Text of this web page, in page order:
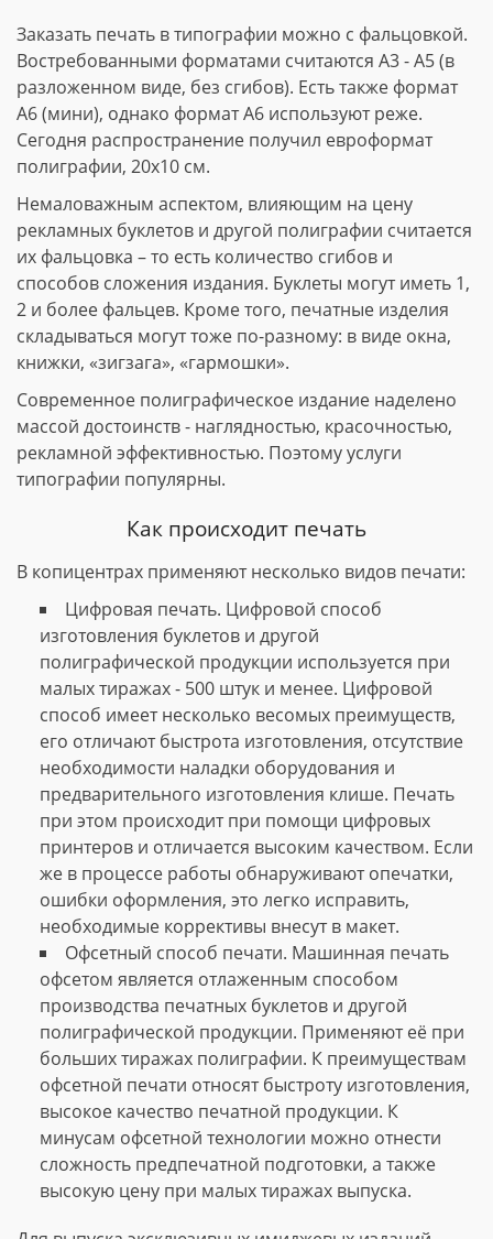
Заказать печать в типографии можно с фальцовкой.
Востребованными форматами считаются А3 - А5 (в
разложенном виде, без сгибов). Есть также формат
А6 (мини), однако формат А6 используют реже.
Сегодня распространение получил евроформат
полиграфии, 20х10 см.
Немаловажным аспектом, влияющим на цену
рекламных буклетов и другой полиграфии считается
их фальцовка – то есть количество сгибов и
способов сложения издания. Буклеты могут иметь 1,
2 и более фальцев. Кроме того, печатные изделия
складываться могут тоже по-разному: в виде окна,
книжки, «зигзага», «гармошки».
Современное полиграфическое издание наделено
массой достоинств - наглядностью, красочностью,
рекламной эффективностью. Поэтому услуги
типографии популярны.
Как происходит печать
В копицентрах применяют несколько видов печати:
Цифровая печать. Цифровой способ
изготовления буклетов и другой
полиграфической продукции используется при
малых тиражах - 500 штук и менее. Цифровой
способ имеет несколько весомых преимуществ,
его отличают быстрота изготовления, отсутствие
необходимости наладки оборудования и
предварительного изготовления клише. Печать
при этом происходит при помощи цифровых
принтеров и отличается высоким качеством. Если
же в процессе работы обнаруживают опечатки,
ошибки оформления, это легко исправить,
необходимые коррективы внесут в макет.
Офсетный способ печати. Машинная печать
офсетом является отлаженным способом
производства печатных буклетов и другой
полиграфической продукции. Применяют её при
больших тиражах полиграфии. К преимуществам
офсетной печати относят быстроту изготовления,
высокое качество печатной продукции. К
минусам офсетной технологии можно отнести
сложность предпечатной подготовки, а также
высокую цену при малых тиражах выпуска.